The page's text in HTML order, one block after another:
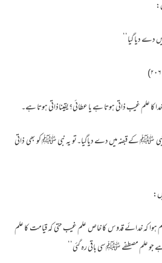
دیا گیا‘‘
علم غیب ذاتی ہوتا ہے یا عطائی؟یقیناذاتی ہوتا ہے۔
نبی ﷺ کے قبضہ میں دے دیاگیا۔تو یہ نبی ﷺ کو بھی ذاتی
ہوا کہ خدائے قدوس کا خاص علم غیب حتی کہ قیامت کا علم
جو علم مصطفے ﷺ سی باقی رہ گئی‘‘